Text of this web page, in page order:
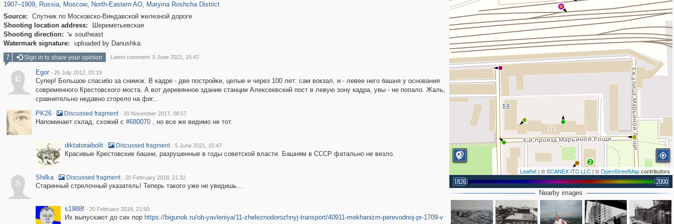
1907–1909, Russia, Moscow, North-Eastern AO, Maryina Roshcha District
Source:
Спутник по Московско-Виндавской железной дороге
Shooting location address:
Шереметьевская
Shooting direction:  southeast
Watermark signature:
uploaded by Danushka
2
Leaflet | ©SCANEX ITC LLC | ©OpenStreetMapcontributors
1826 2000
Nearby images
7 Sign in to share your opinion Latest comment: 5 June 2021, 15:47
E
Egor · 26 July 2012, 03:19
Супер! Большое спасибо за снимок. В кадре - две постройки, целые и через 100 лет: сам вокзал, и - левее него башня у основания
современного Крестовского моста. А вот деревянное здание станции Алексеевский пост в левую зону кадра, увы - не попало. Жаль,
сравнительно недавно сгорело на фиг...
PK26 · Discussed fragment · 20 November 2017, 08:57
Напоминает склад, схожий с #680070, но все же видимо не тот.
diktatoraibolit · Discussed fragment · 5 June 2021, 15:47
Красивые Крестовские башни, разрушенные в годы советской власти. Башням в СССР фатально не везло.
S
Shilka · Discussed fragment · 20 February 2018, 21:32
Старинный стрелочный указатель! Теперь такого уже не увидишь...
s1988f · 20 February 2018, 21:50
Их выпускают до сих пор https://bigunok.ru/ob-yavleniya/11-zheleznodorozhnyj-transport/40911-mekhanizm-perevodnoj-pr-1709-v